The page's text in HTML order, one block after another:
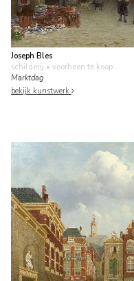
Joseph Bles
schilderij • voorheen te koop
Marktdag
bekijk kunstwerk